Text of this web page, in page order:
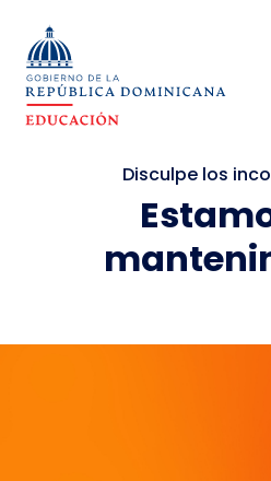
Disculpe los